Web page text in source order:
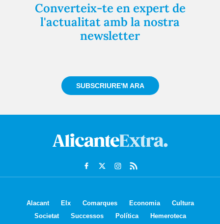
Converteix-te en expert de
l'actualitat amb la nostra
newsletter
SUBSCRIURE'M ARA
Alacant Elx Comarques Economia
Cultura
Societat
Successos Política Hemeroteca